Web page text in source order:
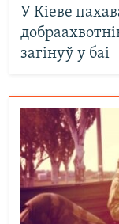
У Кіеве
загінуў у баі